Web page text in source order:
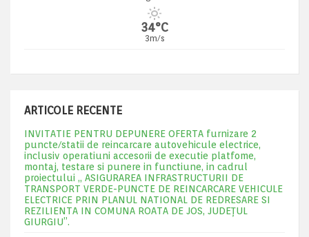
34°C
3m/s
ARTICOLE RECENTE
INVITATIE PENTRU DEPUNERE OFERTA furnizare 2
puncte/statii de reincarcare autovehicule electrice,
inclusiv operatiuni accesorii de executie platfome,
montaj, testare si punere in functiune, in cadrul
proiectului „ ASIGURAREA INFRASTRUCTURII DE
TRANSPORT VERDE-PUNCTE DE REINCARCARE VEHICULE
ELECTRICE PRIN PLANUL NATIONAL DE REDRESARE SI
REZILIENTA IN COMUNA ROATA DE JOS, JUDEŢUL
GIURGIU”.